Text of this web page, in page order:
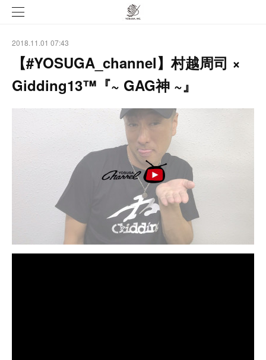
2018.11.01 07:43
【#YOSUGA_channel】村越周司 ×
Gidding13™『~ GAG神 ~』